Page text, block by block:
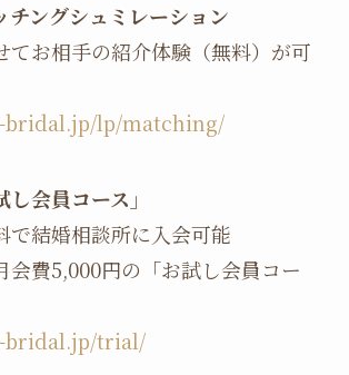
チングシュミレーション
てお相手の紹介体験（無料）が可
bridal.jp/lp/matching/
会員コース」
で結婚相談所に入会可能
会費5,000円の「お試し会員コー
bridal.jp/trial/